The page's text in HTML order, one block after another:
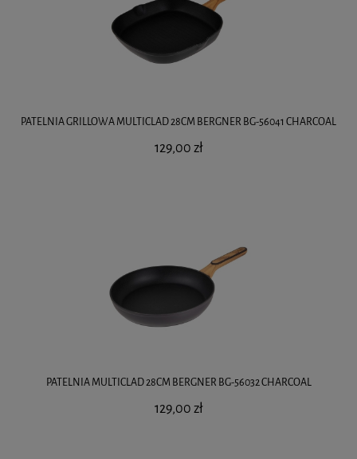
PATELNIA GRILLOWA MULTICLAD 28CM BERGNER BG-56041 CHARCOAL
129,00 zł
PATELNIA MULTICLAD 28CM BERGNER BG-56032 CHARCOAL
129,00 zł